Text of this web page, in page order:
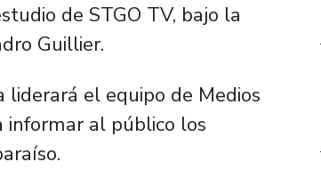
de STGO TV, bajo la
Guillier.
el equipo de Medios
informar al público los